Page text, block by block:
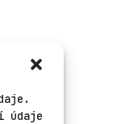
údaje